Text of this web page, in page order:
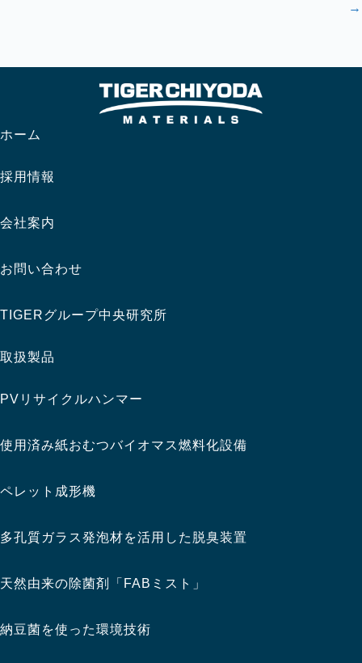
→
ホーム
採用情報
会社案内
お問い合わせ
TIGERグループ中央研究所
取扱製品
PVリサイクルハンマー
使用済み紙おむつバイオマス燃料化設備
ペレット成形機
多孔質ガラス発泡材を活用した脱臭装置
天然由来の除菌剤「FABミスト」
納豆菌を使った環境技術